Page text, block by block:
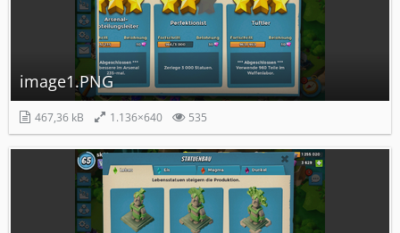
image1.PNG
467,36 kB 1.136×640 535